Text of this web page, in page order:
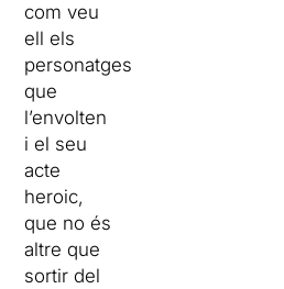
com veu
ell els
personatges
que
l’envolten
i el seu
acte
heroic,
que no és
altre que
sortir del